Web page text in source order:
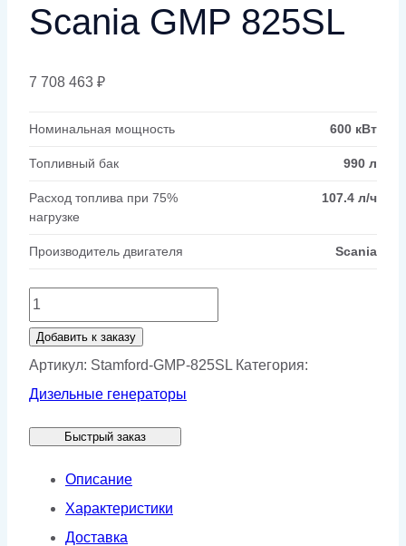
Scania GMP 825SL
7 708 463 ₽
Номинальная мощность 600 кВт
Топливный бак 990 л
Расход топлива при 75%
нагрузке
107.4 л/ч
Производитель двигателя Scania
Количество
товара
Генератор
Stamford
GMP
825SL
Добавить к заказу
Артикул: Stamford-GMP-825SL Категория:
Дизельные генераторы
Быстрый заказ
Описание
Характеристики
Доставка